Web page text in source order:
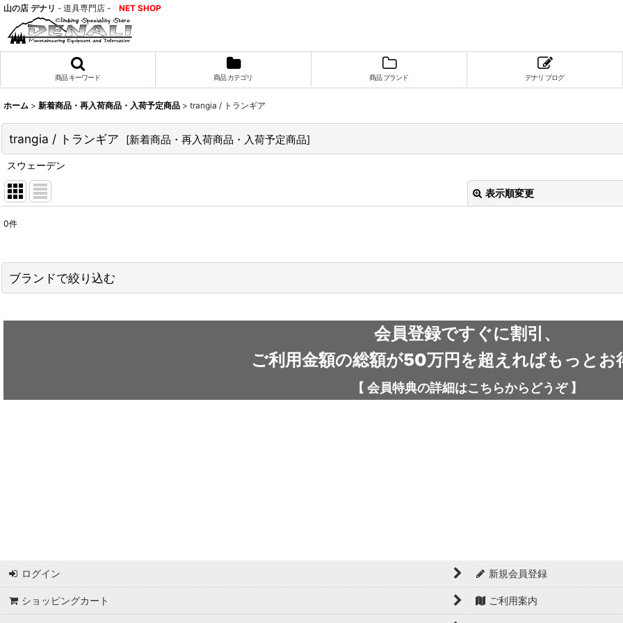
山の店 デナリ - 道具専門店 - NET SHOP
商品 キーワード 商品 カテゴリ 商品 ブランド デナリ ブログ
ホーム > 新着商品・再入荷商品・入荷予定商品 > trangia / トランギア
trangia / トランギア [新着商品・再入荷商品・入荷予定商品]
スウェーデン
表示順変更
並び順
0件
ブランドで絞り込む
arata / アラタ
UNPARALLEL / アンパラレル
会員登録ですぐに割引、
ご利用金額の総額が50万円を超えればもっとお
【 会員特典の詳細はこちらから どうぞ】
ログイン 新規会員登録
ショッピングカート ご利用案内